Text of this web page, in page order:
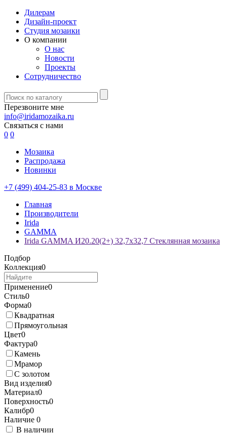
Дилерам
Дизайн-проект
Студия мозаики
О компании
О нас
Новости
Проекты
Сотрудничество
Перезвоните мне
info@iridamozaika.ru
Связаться с нами
0 0
Мозаика
Распродажа
Новинки
+7 (499) 404-25-83 в Москве
Главная
Производители
Irida
GAMMA
Irida GAMMA И20.20(2+) 32,7x32,7 Стеклянная мозаика
Подбор
Коллекция0
Применение0
Стиль0
Форма0
Квадратная
Прямоугольная
Цвет0
Фактура0
Камень
Мрамор
С золотом
Вид изделия0
Материал0
Поверхность0
Калибр0
Наличие 0
В наличии